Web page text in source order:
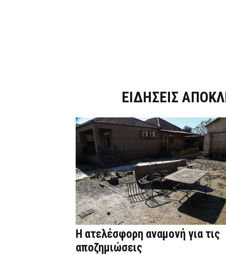
ΕΙΔΗΣΕΙΣ
Η ατελέσφορη αναμονή για τις
αποζημιώσεις